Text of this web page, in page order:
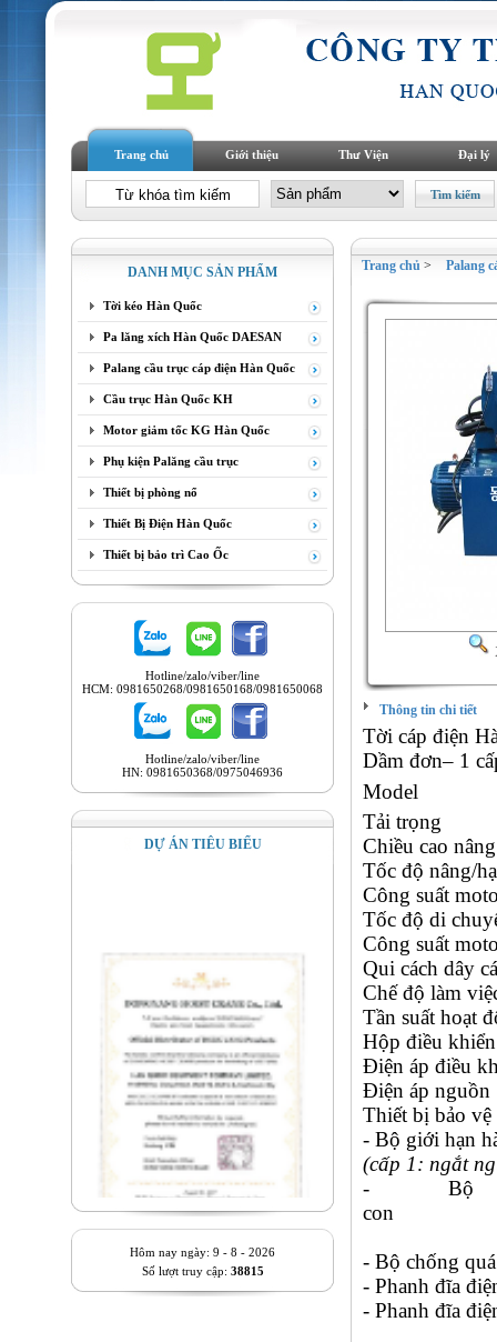
Trang chủ Giới thiệu Thư Viện Đại lý
DANH MỤC SẢN PHẨM
Tời kéo Hàn Quốc
Pa lăng xích Hàn Quốc DAESAN
Palang cầu trục cáp điện Hàn Quốc
Cầu trục Hàn Quốc KH
Motor giảm tốc KG Hàn Quốc
Phụ kiện Palăng cầu trục
Thiết bị phòng nổ
Thiết Bị Điện Hàn Quốc
Thiết bị bảo trì Cao Ốc
Hotline/zalo/viber/line
HCM: 0981650268/0981650168/0981650068
Hotline/zalo/viber/line
HN: 0981650368/0975046936
DỰ ÁN TIÊU BIỂU
Hôm nay ngày: 9 - 8 - 2026
Số lượt truy cập: 38815
Trang chủ > Palang
Thông tin chi tiết
Tời cáp điện
Dầm đơn– 1
Tải
Chiều
Tốc độ
Công suất
Tốc độ di
Công suất
Qui cách
Chế độ
Tần suất
Hộp điều
Điện áp
Điện áp
Thiết bị bảo
- Bộ giới hạn
(cấp 1: ngắt
- Bộ
con
- Bộ chống
- Phanh đĩa
- Phanh đĩa